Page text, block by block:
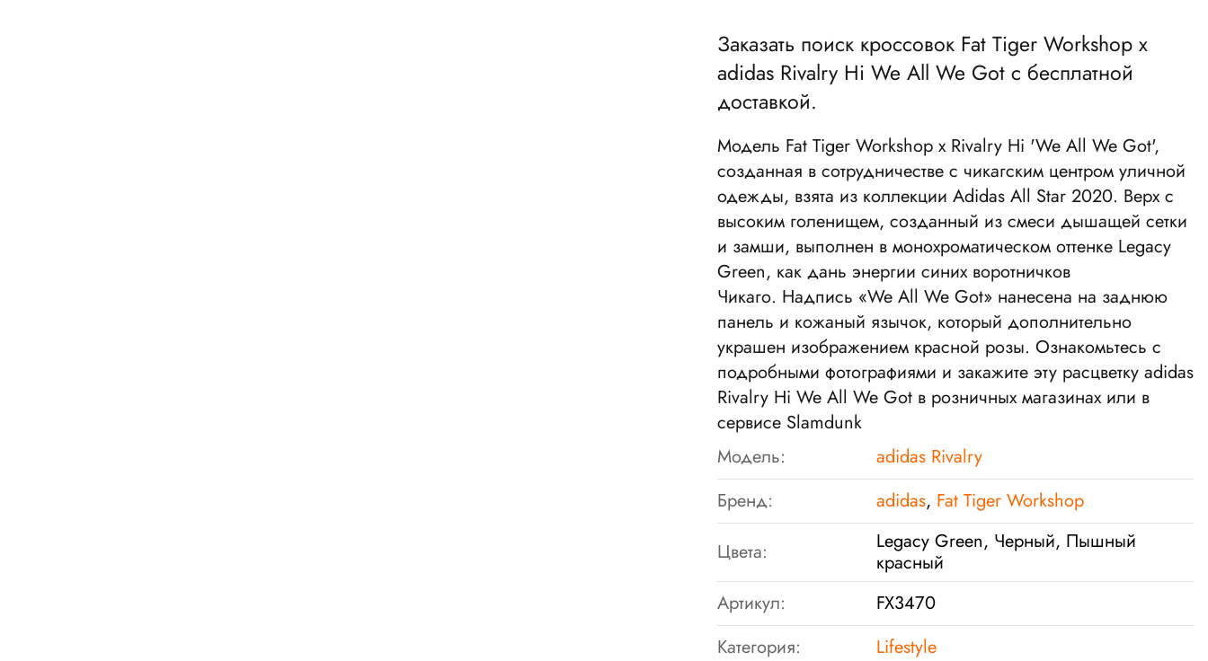
Заказать поиск кроссовок Fat Tiger Workshop x
adidas Rivalry Hi We All We Got с бесплатной
доставкой.
Модель Fat Tiger Workshop x Rivalry Hi 'We All We Got',
созданная в сотрудничестве с чикагским центром уличной
одежды, взята из коллекции Adidas All Star 2020. Верх с
высоким голенищем, созданный из смеси дышащей сетки
и замши, выполнен в монохроматическом оттенке Legacy
Green, как дань энергии синих воротничков
Чикаго. Надпись «We All We Got» нанесена на заднюю
панель и кожаный язычок, который дополнительно
украшен изображением красной розы. Ознакомьтесь с
подробными фотографиями и закажите эту расцветку adidas
Rivalry Hi We All We Got в розничных магазинах или в
сервисе Slamdunk
Модель:
adidas Rivalry
Бренд:
adidas, Fat Tiger Workshop
Цвета:
Legacy Green, Черный, Пышный
красный
Артикул:
FX3470
Категория:
Lifestyle